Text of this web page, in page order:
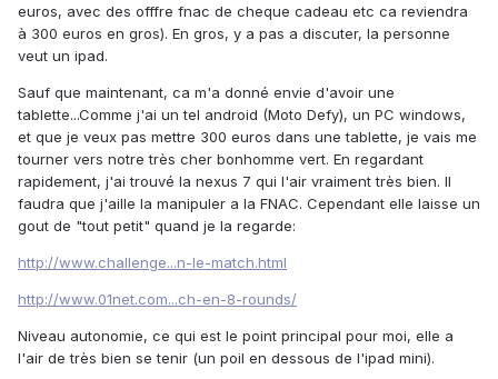
euros, avec des offfre fnac de cheque cadeau etc ca reviendra
à 300 euros en gros). En gros, y a pas a discuter, la personne
veut un ipad.
Sauf que maintenant, ca m'a donné envie d'avoir une
tablette...Comme j'ai un tel android (Moto Defy), un PC windows,
et que je veux pas mettre 300 euros dans une tablette, je vais me
tourner vers notre très cher bonhomme vert. En regardant
rapidement, j'ai trouvé la nexus 7 qui l'air vraiment très bien. Il
faudra que j'aille la manipuler a la FNAC. Cependant elle laisse un
gout de "tout petit" quand je la regarde:
http://www.challenge...n-le-match.html
http://www.01net.com...ch-en-8-rounds/
Niveau autonomie, ce qui est le point principal pour moi, elle a
l'air de très bien se tenir (un poil en dessous de l'ipad mini).